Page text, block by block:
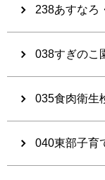
238あすなろ
038すぎのこ
035食肉衛生
040東部子育